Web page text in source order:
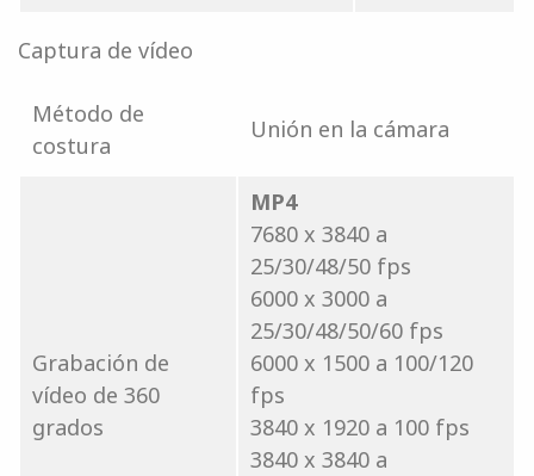
Captura de vídeo
Método de
costura
Unión en la cámara
Grabación de
vídeo de 360 ​​
grados
MP4
7680 x 3840 a
25/30/48/50 fps
6000 x 3000 a
25/30/48/50/60 fps
6000 x 1500 a 100/120
fps
3840 x 1920 a 100 fps
3840 x 3840 a